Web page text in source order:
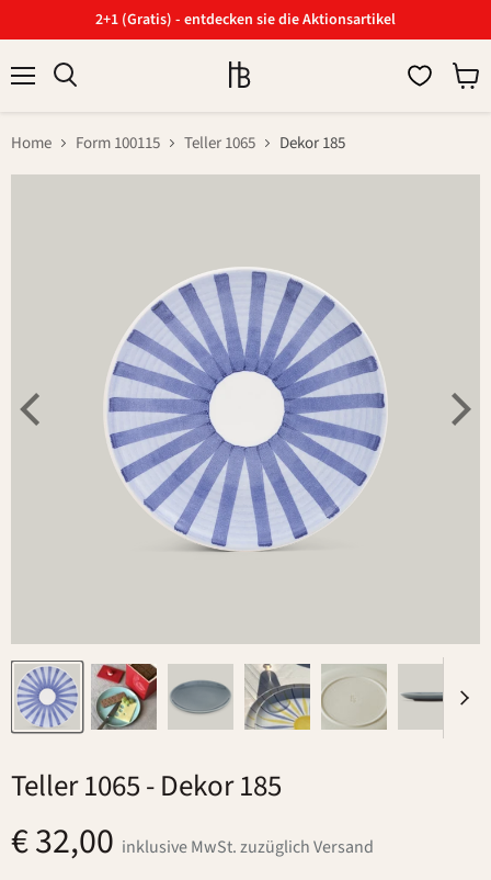
2+1 (Gratis) - entdecken sie die Aktionsartikel
Home Form 100115 Teller 1065 Dekor 185
Teller 1065- Dekor 185
€ 32,00 inklusive MwSt. zuzüglich Versand